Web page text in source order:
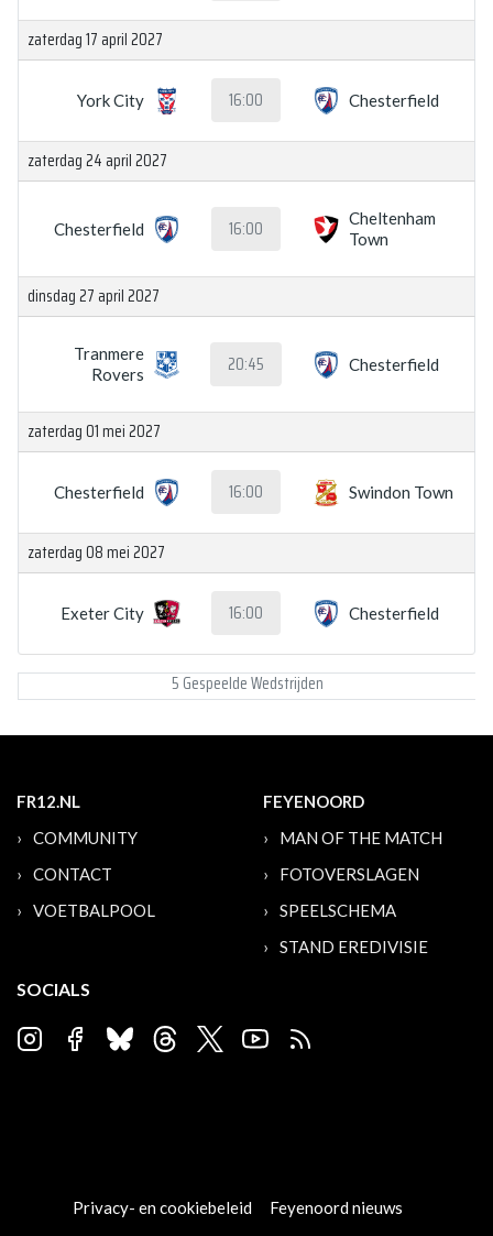
zaterdag 17 april 2027
York City 16:00 Chesterfield
zaterdag 24 april 2027
Chesterfield 16:00
Cheltenham
Town
dinsdag 27 april 2027
Tranmere
Rovers
20:45 Chesterfield
zaterdag 01 mei 2027
Chesterfield 16:00 Swindon Town
zaterdag 08 mei 2027
Exeter City 16:00 Chesterfield
5 Gespeelde Wedstrijden
FR12.NL
COMMUNITY
CONTACT
VOETBALPOOL
FEYENOORD
MAN OF THE MATCH
FOTOVERSLAGEN
SPEELSCHEMA
STAND EREDIVISIE
SOCIALS
Privacy- en cookiebeleid
Feyenoord nieuws